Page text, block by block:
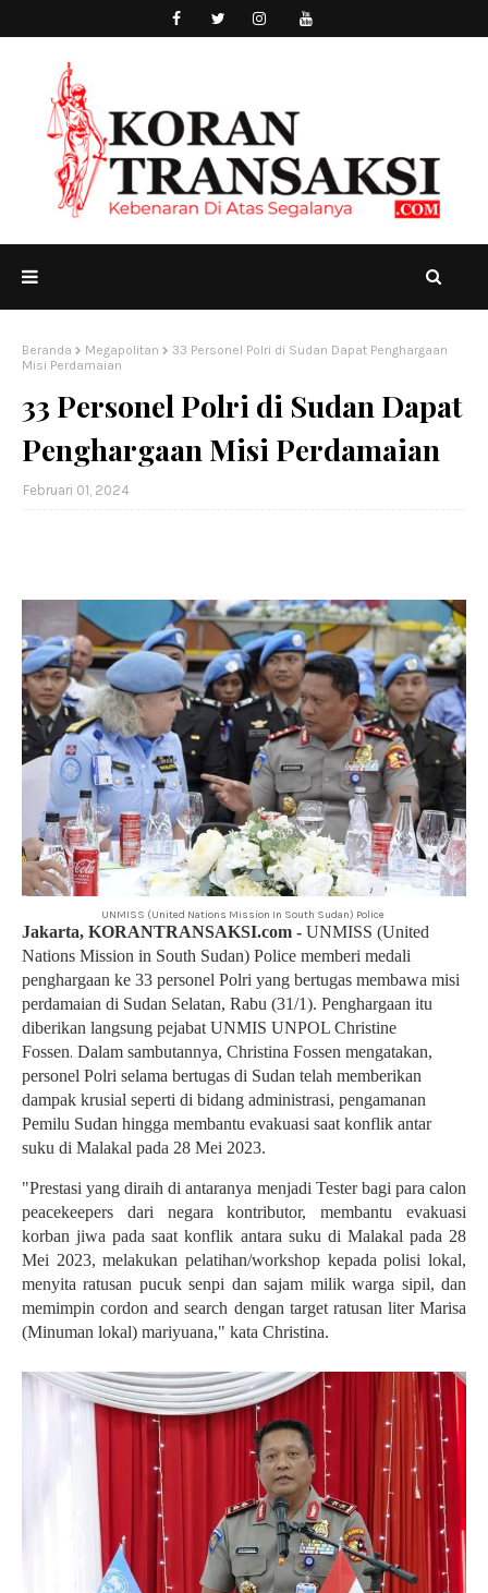
Beranda Megapolitan
33 Personel Polri di Sudan Dapat Penghargaan
Misi Perdamaian
33 Personel Polri di Sudan Dapat
Penghargaan Misi Perdamaian
Februari 01, 2024
UNMISS (United Nations Mission In South Sudan) Police
Jakarta, KORANTRANSAKSI.com - UNMISS (United
Nations Mission in South Sudan) Police memberi medali
penghargaan ke 33 personel Polri yang bertugas membawa misi
perdamaian di Sudan Selatan, Rabu (31/1). Penghargaan itu
diberikan langsung pejabat UNMIS UNPOL Christine
Fossen. Dalam sambutannya, Christina Fossen mengatakan,
personel Polri selama bertugas di Sudan telah memberikan
dampak krusial seperti di bidang administrasi, pengamanan
Pemilu Sudan hingga membantu evakuasi saat konflik antar
suku di Malakal pada 28 Mei 2023.
"Prestasi yang diraih di antaranya menjadi Tester bagi para calon
peacekeepers dari negara kontributor, membantu evakuasi
korban jiwa pada saat konflik antara suku di Malakal pada 28
Mei 2023, melakukan pelatihan/workshop kepada polisi lokal,
menyita ratusan pucuk senpi dan sajam milik warga sipil, dan
memimpin cordon and search dengan target ratusan liter Marisa
(Minuman lokal) mariyuana," kata Christina.